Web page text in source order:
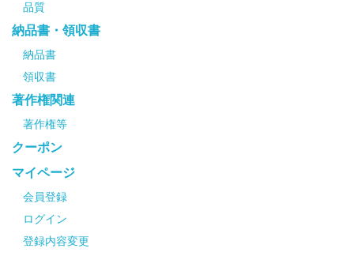
品質
納品書・領収書
納品書
領収書
著作権関連
著作権等
クーポン
マイページ
会員登録
ログイン
登録内容変更